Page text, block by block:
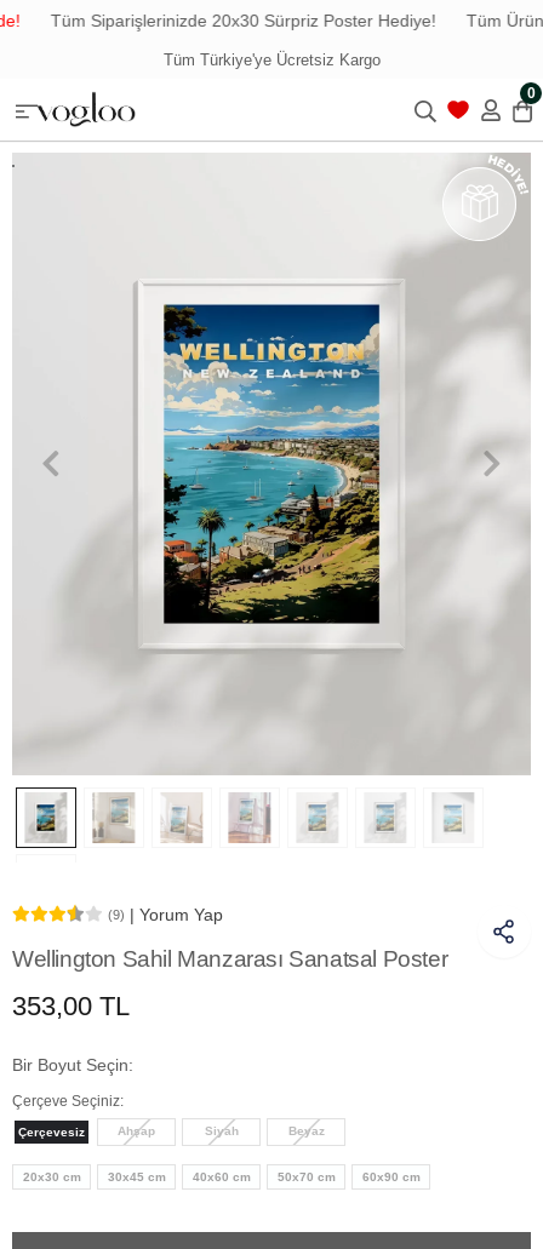
Tüm Siparişlerinizde 20x30 Sürpriz Poster Hediye! Tüm
Tüm Türkiye'ye Ücretsiz Kargo
0
(9) | Yorum Yap
Wellington Sahil Manzarası Sanatsal Poster
353,00 TL
Bir Boyut Seçin:
Çerçeve Seçiniz:
Çerçevesiz Ahşap Siyah Beyaz
20x30 cm 30x45 cm 40x60 cm 50x70 cm 60x90 cm